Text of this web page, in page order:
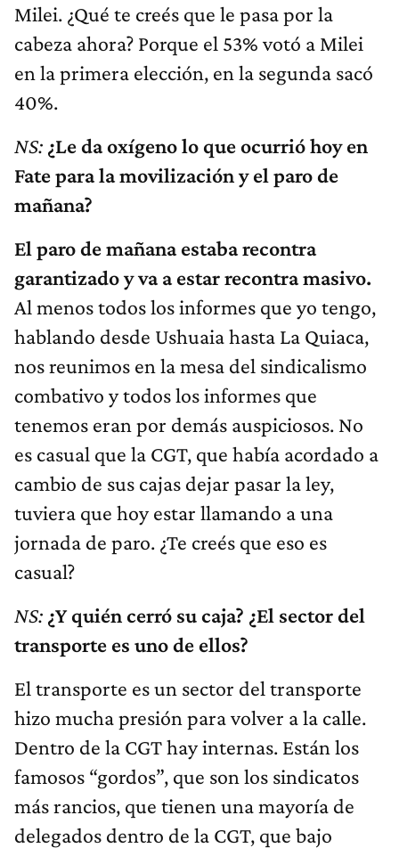
Milei. ¿Qué te creés que le pasa por la
cabeza ahora? Porque el 53% votó a Milei
en la primera elección, en la segunda sacó
40%.
NS: ¿Le da oxígeno lo que ocurrió hoy en
Fate para la movilización y el paro de
mañana?
El paro de mañana estaba recontra
garantizado y va a estar recontra masivo.
Al menos todos los informes que yo tengo,
hablando desde Ushuaia hasta La Quiaca,
nos reunimos en la mesa del sindicalismo
combativo y todos los informes que
tenemos eran por demás auspiciosos. No
es casual que la CGT, que había acordado a
cambio de sus cajas dejar pasar la ley,
tuviera que hoy estar llamando a una
jornada de paro. ¿Te creés que eso es
casual?
NS: ¿Y quién cerró su caja? ¿El sector del
transporte es uno de ellos?
El transporte es un sector del transporte
hizo mucha presión para volver a la calle.
Dentro de la CGT hay internas. Están los
famosos “gordos”, que son los sindicatos
más rancios, que tienen una mayoría de
delegados dentro de la CGT, que bajo